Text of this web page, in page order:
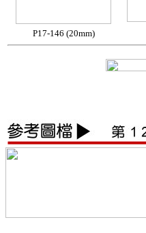
P17-146 (20mm)